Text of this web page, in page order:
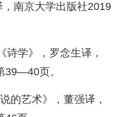
南京大学出版社2019
诗学》，罗念生译，
39—40页。
的艺术》，董强译，